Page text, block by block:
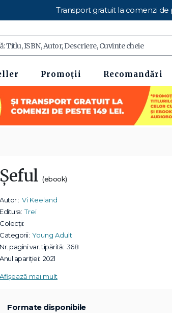
Transport gratuit la comenzi de
Promoții Recomandări
Șeful (ebook)
Autor : Vi Keeland
Editura: Trei
Colecții:
Categorii: Young Adult
Nr. pagini var. tipărită: 368
Anul apariției: 2021
Afișează mai mult
Formate disponibile